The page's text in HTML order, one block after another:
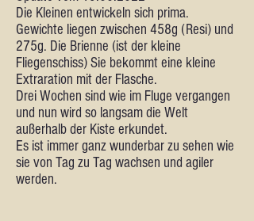
Die Kleinen entwickeln sich prima.
Gewichte liegen zwischen 458g (Resi) und
275g. Die Brienne (ist der kleine
Fliegenschiss) Sie bekommt eine kleine
Extraration mit der Flasche.
Drei Wochen sind wie im Fluge vergangen
und nun wird so langsam die Welt
außerhalb der Kiste erkundet.
Es ist immer ganz wunderbar zu sehen wie
sie von Tag zu Tag wachsen und agiler
werden.